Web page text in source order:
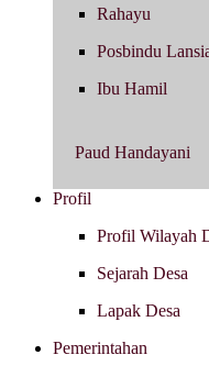
Rahayu
Posbindu
Ibu Hamil
Paud Handayani
Profil
Profil Wilayah
Sejarah Desa
Lapak Desa
Pemerintahan